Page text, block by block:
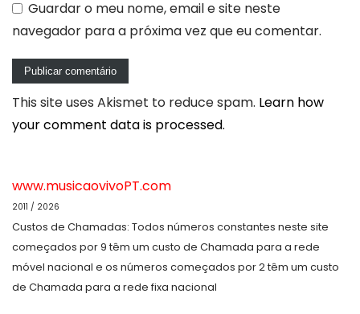
Guardar o meu nome, email e site neste
navegador para a próxima vez que eu comentar.
This site uses Akismet to reduce spam. Learn how
your comment data is processed.
www.musicaovivoPT.com
2011 / 2026
Custos de Chamadas: Todos números constantes neste site
começados por 9 têm um custo de Chamada para a rede
móvel nacional e os números começados por 2 têm um custo
de Chamada para a rede fixa nacional